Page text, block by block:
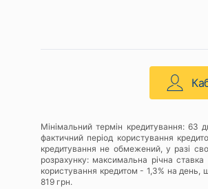
Мінімальний термін кредитування:
фактичний період користування
кредитування не обмежений, у разі
розрахунку: максимальна річна
користування кредитом - 1,3% на день,
819 грн.